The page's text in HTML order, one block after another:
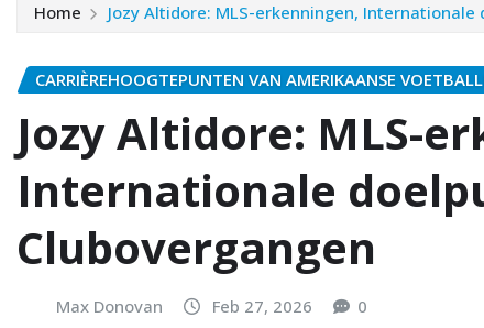
Home Jozy Altidore: MLS-erkenningen,
CARRIÈREHOOGTEPUNTEN VAN AMERIKAANSE
Jozy Altidore: MLS-
Internationale
Clubovergangen
Max Donovan Feb 27, 2026 0